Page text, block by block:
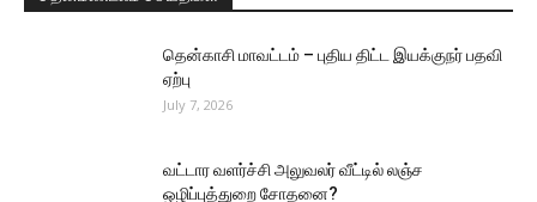
தென்காசி மாவட்டம் – புதிய திட்ட இயக்குநர் பதவி
ஏற்பு
July 7, 2026
வட்டார வளர்ச்சி அலுவலர் வீட்டில் லஞ்ச
ஒழிப்புத்துறை சோதனை?